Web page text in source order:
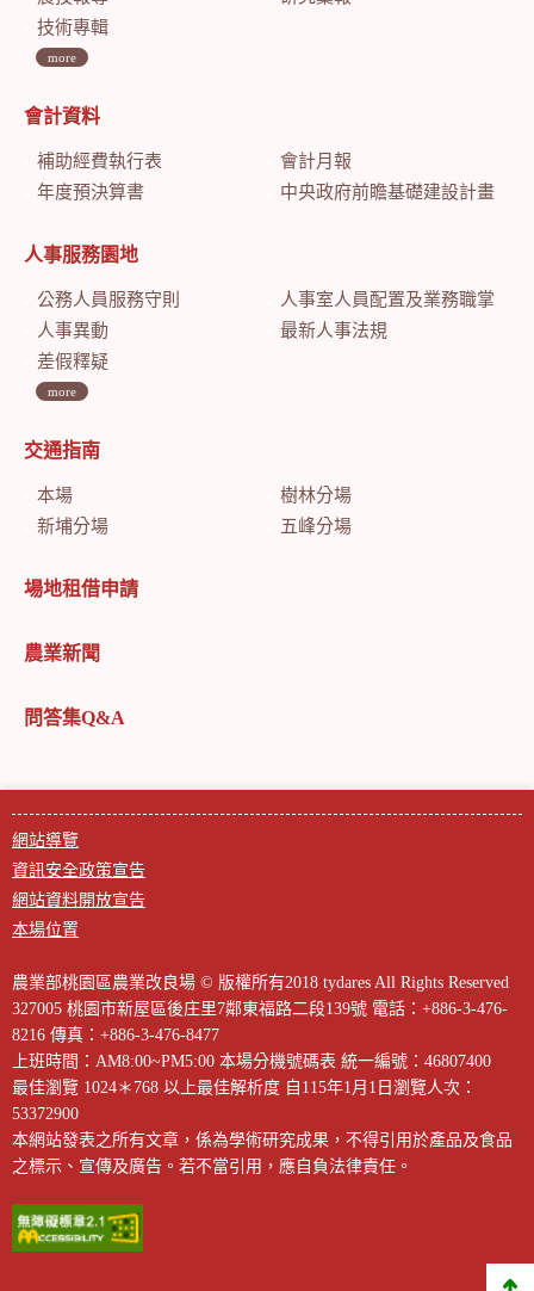
技術專輯
more
會計資料
補助經費執行表
會計月報
年度預決算書
中央政府前瞻基礎建設計畫特別預算會計月報
人事服務園地
公務人員服務守則
人事室人員配置及業務職掌
人事異動
最新人事法規
差假釋疑
more
交通指南
本場
樹林分場
新埔分場
五峰分場
場地租借申請
農業新聞
問答集Q&A
網站導覽
資訊安全政策宣告
網站資料開放宣告
本場位置
農業部桃園區農業改良場 © 版權所有2018 tydares All Rights Reserved
327005 桃園市新屋區後庄里7鄰東福路二段139號 電話：+886-3-476-
8216 傳真：+886-3-476-8477
上班時間：AM8:00~PM5:00 本場分機號碼表 統一編號：46807400
最佳瀏覽 1024＊768 以上最佳解析度 自115年1月1日瀏覽人次：
53372900
本網站發表之所有文章，係為學術研究成果，不得引用於產品及食品
之標示、宣傳及廣告。若不當引用，應自負法律責任。